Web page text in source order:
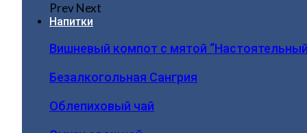
PrevNext
Напитки
Вишневый компот с мятой
Безалкогольная Сангрия
Облепиховый чай